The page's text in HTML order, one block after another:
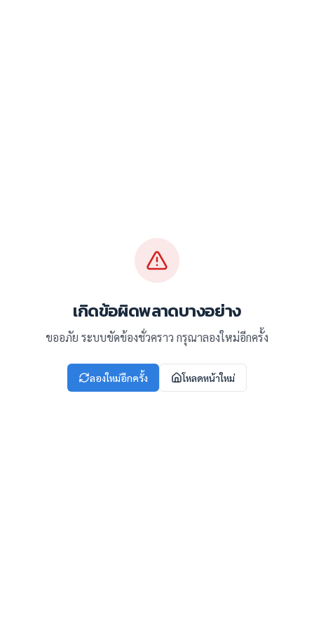
เกิดข้อผิดพลาดบางอย่าง
ขออภัย ระบบขัดข้องชั่วคราว กรุณาลองใหม่อีกครั้ง
ลองใหม่อีกครั้ง โหลดหน้าใหม่